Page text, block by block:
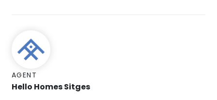
AGENT
Hello Homes Sitges